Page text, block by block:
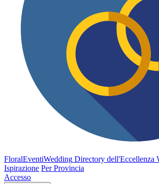
FloralEventiWedding Directory dell'Eccellenza
Ispirazione Per Provincia
Accesso